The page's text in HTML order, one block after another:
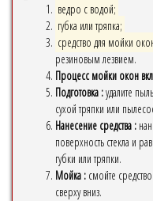
ведро с водой;
губка или тряпка;
средство для мойки
резиновым лезвием.
Процесс мойки окон
Подготовка :удалите
сухой тряпки или
Нанесение средства :
поверхность стекла и
губки или тряпки.
Мойка : смойте
сверху вниз.